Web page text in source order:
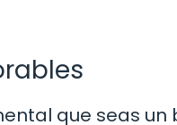
que seas un